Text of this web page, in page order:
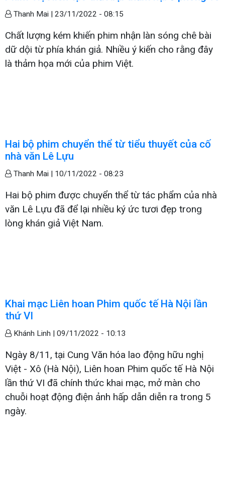
Thanh Mai | 23/11/2022 - 08:15
Chất lượng kém khiến phim nhận làn sóng chê bài
dữ dội từ phía khán giả. Nhiều ý kiến cho rằng đây
là thảm họa mới của phim Việt.
Hai bộ phim chuyển thể từ tiểu thuyết của cố
nhà văn Lê Lựu
Thanh Mai | 10/11/2022 - 08:23
Hai bộ phim được chuyển thể từ tác phẩm của nhà
văn Lê Lựu đã để lại nhiều ký ức tươi đẹp trong
lòng khán giả Việt Nam.
Khai mạc Liên hoan Phim quốc tế Hà Nội lần
thứ VI
Khánh Linh | 09/11/2022 - 10:13
Ngày 8/11, tại Cung Văn hóa lao động hữu nghị
Việt - Xô (Hà Nội), Liên hoan Phim quốc tế Hà Nội
lần thứ VI đã chính thức khai mạc, mở màn cho
chuỗi hoạt động điện ảnh hấp dẫn diễn ra trong 5
ngày.